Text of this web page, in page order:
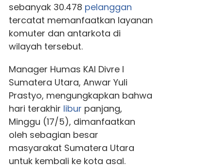
sebanyak 30.478 pelanggan
tercatat memanfaatkan layanan
komuter dan antarkota di
wilayah tersebut.
Manager Humas KAI Divre I
Sumatera Utara, Anwar Yuli
Prastyo, mengungkapkan bahwa
hari terakhir libur panjang,
Minggu (17/5), dimanfaatkan
oleh sebagian besar
masyarakat Sumatera Utara
untuk kembali ke kota asal.